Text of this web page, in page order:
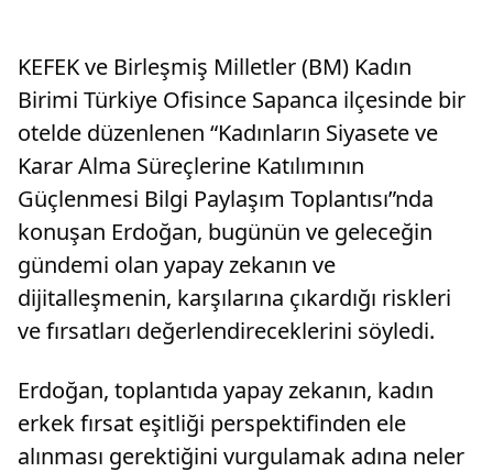
KEFEK ve Birleşmiş Milletler (BM) Kadın
Birimi Türkiye Ofisince Sapanca ilçesinde bir
otelde düzenlenen “Kadınların Siyasete ve
Karar Alma Süreçlerine Katılımının
Güçlenmesi Bilgi Paylaşım Toplantısı”nda
konuşan Erdoğan, bugünün ve geleceğin
gündemi olan yapay zekanın ve
dijitalleşmenin, karşılarına çıkardığı riskleri
ve fırsatları değerlendireceklerini söyledi.
Erdoğan, toplantıda yapay zekanın, kadın
erkek fırsat eşitliği perspektifinden ele
alınması gerektiğini vurgulamak adına neler